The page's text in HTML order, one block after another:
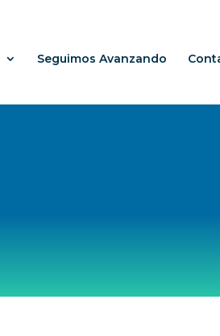
Seguimos Avanzando